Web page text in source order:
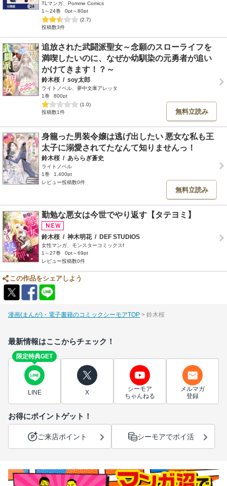
TLマンガ、Pomme Comics
1～24巻
0pt～80pt
(2.7)
投稿数3件
追放された武闘派聖女～念願のスローライフを
満喫したいのに、なぜか幼馴染の元勇者が追い
かけてきます！？～
鈴木桜 / soy太郎
ライトノベル、夢中文庫アレッタ
1巻
800pt
(1.0)
投稿数1件
無料立読み
身籠った男装令嬢は逃げ出したい 悪女な私も王
太子に溺愛されてたなんて知りませんっ！
鈴木桜 / あららぎ蒼史
ライトノベル
1巻
1,400pt
レビュー投稿数0件
無料立読み
勤勉な悪女は今世でやり返す【タテヨミ】
鈴木桜 / 神木明花 / DEF STUDIOS
女性マンガ、モンスターコミックスf
1～27巻
0pt～69pt
レビュー投稿数0件
この作品をシェアしよう
漫画(まんが)・電子書籍のコミックシーモアTOP 鈴木桜
最新情報はここからチェック！
限定特典GET
LINE X
シーモア
ちゃんねる
メルマガ
登録
お得にポイントゲット！
ご来店ポイント シーモアでポイ活